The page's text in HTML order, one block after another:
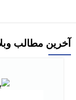
آخرین مطالب